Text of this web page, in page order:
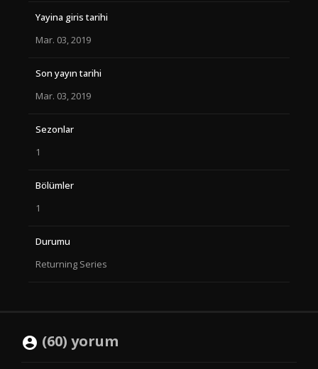
Yayina giris tarihi
Mar. 03, 2019
Son yayın tarihi
Mar. 03, 2019
Sezonlar
1
Bölümler
1
Durumu
Returning Series
(60) yorum